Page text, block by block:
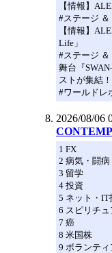
【情報】
#ステージ
【情報】
Life」
#ステージ
舞台『
ストが集結
#ワールドレ
2026/08/06
1 FX
2 病気・闘病
3 留学
4 投資
5 ネット・IT
6 スピリチュ
7 癌
8 米国株
9 ボランティ